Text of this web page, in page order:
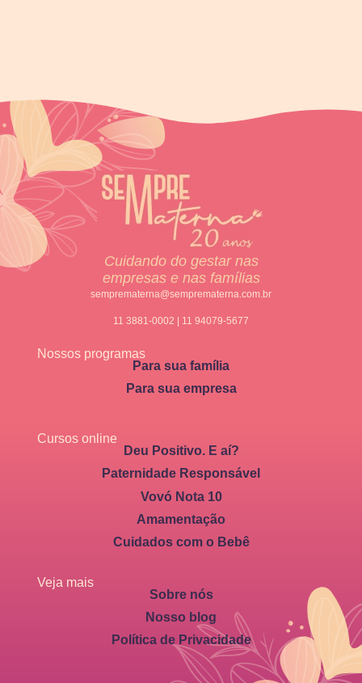
Cuidando do gestar nas
empresas e nas famílias
semprematerna@semprematerna.com.br
11 3881-0002 | 11 94079-5677
Nossos programas
Para sua família
Para sua empresa
Cursos online
Deu Positivo. E aí?
Paternidade Responsável
Vovó Nota 10
Amamentação
Cuidados com o Bebê
Veja mais
Sobre nós
Nosso blog
Política de Privacidade